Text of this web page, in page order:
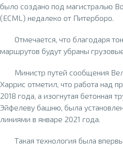
было создано под магистралью
(ECML) недалеко от Питерборо.
Отмечается, что благодаря
маршрутов будут убраны
Министр путей сообщения
Харрис отметил, что работа над
2018 года, а изогнутая бетонная
Эйфелеву башню, была
линиями в январе 2021 года.
Такая технология была